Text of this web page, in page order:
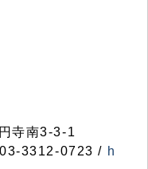
寺南3-3-1
3312-0723 / h